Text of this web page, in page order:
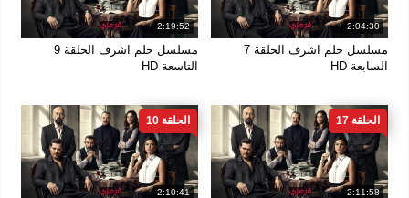
2:04:30
مسلسل حلم اشرف الحلقة 7
السابعة HD
2:19:52
مسلسل حلم اشرف الحلقة 9
التاسعة HD
2:11:58
الحلقة 17
2:10:41
الحلقة 10